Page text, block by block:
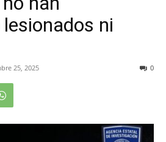
ni
25, 2025 0